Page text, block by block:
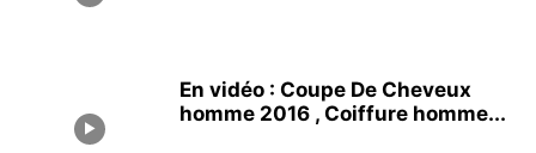
En vidéo : Coupe De Cheveux
homme 2016 , Coiffure homme...